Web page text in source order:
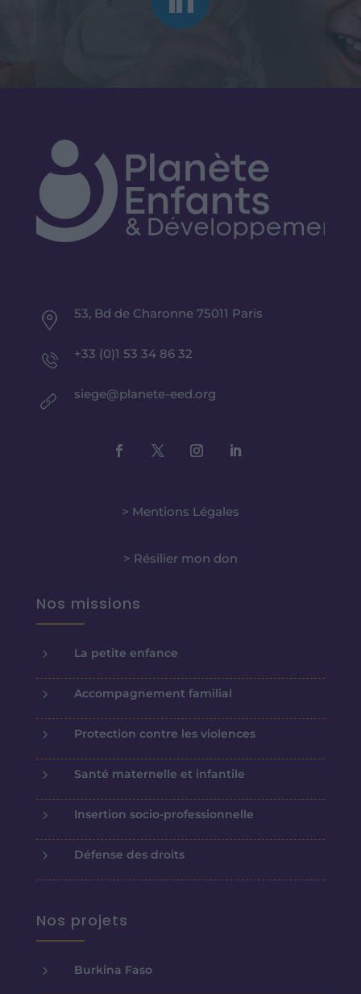
53, Bd de Charonne 75011 Paris
+33 (0)1 53 34 86 32
siege@planete-eed.org
> Mentions Légales
> Résilier mon don
Nos missions
5 La petite enfance
5 Accompagnement familial
5 Protection contre les violences
5 Santé maternelle et infantile
5 Insertion socio-professionnelle
5 Défense des droits
Nos projets
5 Burkina Faso